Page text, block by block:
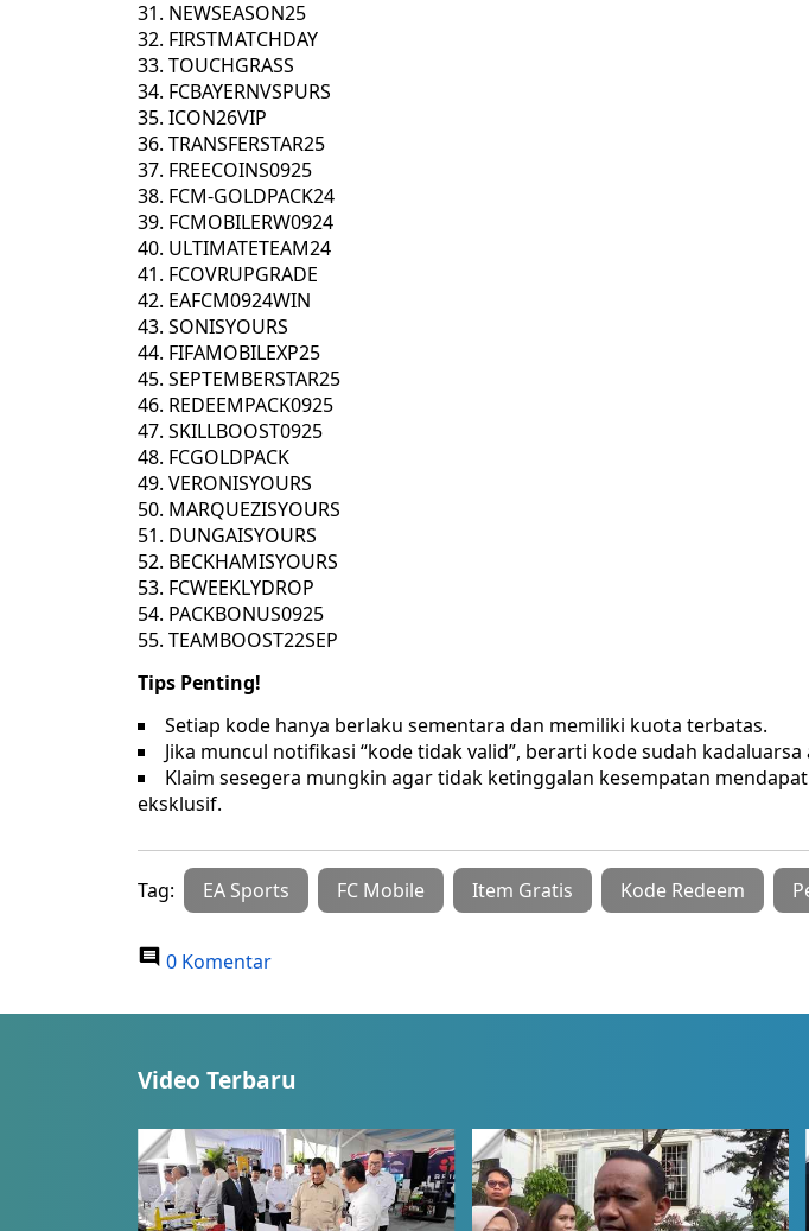
NEWSEASON25
FIRSTMATCHDAY
TOUCHGRASS
FCBAYERNVSPURS
ICON26VIP
TRANSFERSTAR25
FREECOINS0925
FCM-GOLDPACK24
FCMOBILERW0924
ULTIMATETEAM24
FCOVRUPGRADE
EAFCM0924WIN
SONISYOURS
FIFAMOBILEXP25
SEPTEMBERSTAR25
REDEEMPACK0925
SKILLBOOST0925
FCGOLDPACK
VERONISYOURS
MARQUEZISYOURS
DUNGAISYOURS
BECKHAMISYOURS
FCWEEKLYDROP
PACKBONUS0925
TEAMBOOST22SEP
Tips Penting!
Setiap kode hanya berlaku sementara dan memiliki kuota terbatas.
Jika muncul notifikasi “kode tidak valid”, berarti kode sudah
Klaim sesegera mungkin agar tidak ketinggalan kesempatan
eksklusif.
Tag: EA Sports FC Mobile Item Gratis Kode Redeem
0 Komentar
Video Terbaru